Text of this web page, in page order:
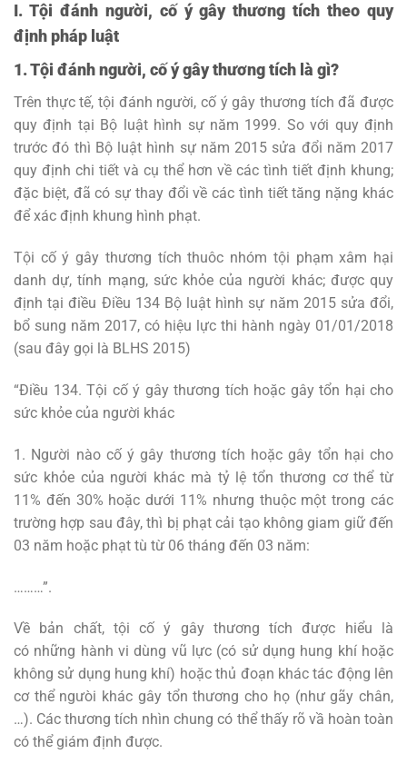
I. Tội đánh người, cố ý gây thương tích theo quy
định pháp luật
1. Tội đánh người, cố ý gây thương tích là gì?
Trên thực tế, tội đánh người, cố ý gây thương tích đã được
quy định tại Bộ luật hình sự năm 1999. So với quy định
trước đó thì Bộ luật hình sự năm 2015 sửa đổi năm 2017
quy định chi tiết và cụ thể hơn về các tình tiết định khung;
đặc biệt, đã có sự thay đổi về các tình tiết tăng nặng khác
để xác định khung hình phạt.
Tội cố ý gây thương tích thuôc nhóm tội phạm xâm hại
danh dự, tính mạng, sức khỏe của người khác; được quy
định tại điều Điều 134 Bộ luật hình sự năm 2015 sửa đổi,
bổ sung năm 2017, có hiệu lực thi hành ngày 01/01/2018
(sau đây gọi là BLHS 2015)
“Điều 134. Tội cố ý gây thương tích hoặc gây tổn hại cho
sức khỏe của người khác
1. Người nào cố ý gây thương tích hoặc gây tổn hại cho
sức khỏe của người khác mà tỷ lệ tổn thương cơ thể từ
11% đến 30% hoặc dưới 11% nhưng thuộc một trong các
trường hợp sau đây, thì bị phạt cải tạo không giam giữ đến
03 năm hoặc phạt tù từ 06 tháng đến 03 năm:
………”.
Về bản chất, tội cố ý gây thương tích được hiểu là
có những hành vi dùng vũ lực (có sử dụng hung khí hoặc
không sử dụng hung khí) hoặc thủ đoạn khác tác động lên
cơ thể ngưòi khác gây tổn thương cho họ (như gãy chân,
…). Các thương tích nhìn chung có thể thấy rõ vầ hoàn toàn
có thể giám định được.